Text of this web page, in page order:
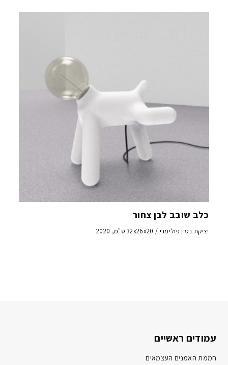
כלב שובב לבן צחור
יציקת בטון פולימרי / 32x26x20 ס"מ, 2020
עמודים ראשיים
חממת האמנים העצמאים